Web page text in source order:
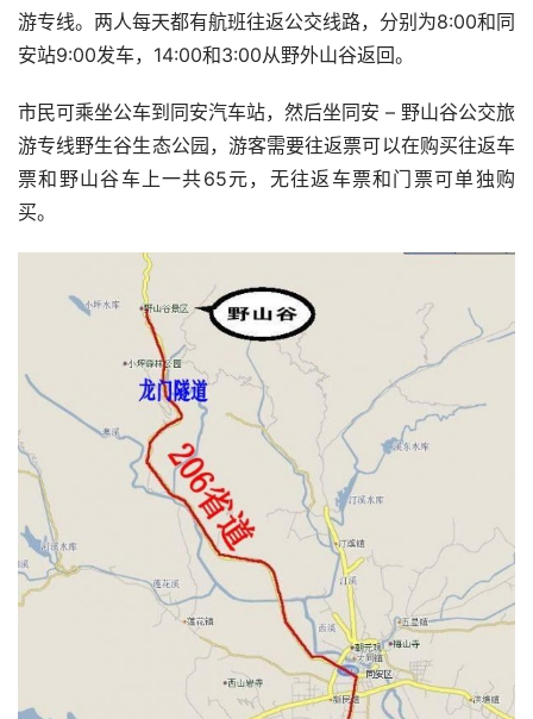
游专线。两人每天都有航班往返公交线路，分别为8:00和同
安站9:00发车，14:00和3:00从野外山谷返回。
市民可乘坐公车到同安汽车站，然后坐同安 – 野山谷公交旅
游专线野生谷生态公园，游客需要往返票可以在购买往返车
票和野山谷车上一共65元，无往返车票和门票可单独购
买。